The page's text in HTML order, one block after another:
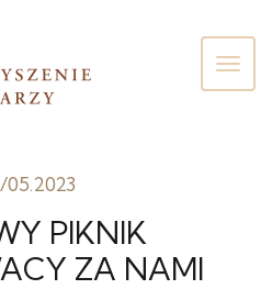
/05.2023
PIKNIK
ZA NAMI